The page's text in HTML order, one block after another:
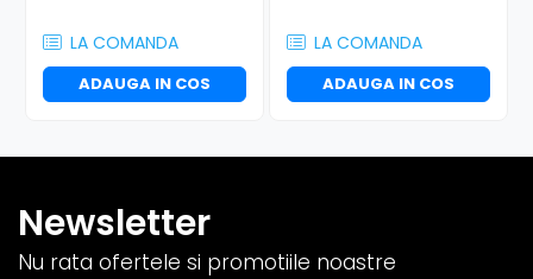
LA COMANDA
ADAUGA IN COS
LA COMANDA
ADAUGA IN COS
Newsletter
Nu rata ofertele si promotiile noastre